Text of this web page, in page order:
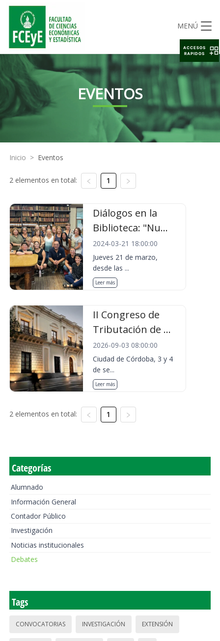
MENÚ
EVENTOS
Inicio > Eventos
2 elementos en total: 1
Diálogos en la
Biblioteca: "Nu...
2024-03-21 18:00:00
Jueves 21 de marzo,
desde las ...
Leer más
II Congreso de
Tributación de ...
2026-09-03 08:00:00
Ciudad de Córdoba, 3 y 4
de se...
Leer más
2 elementos en total: 1
Categorías
Alumnado
Información General
Contador Público
Investigación
Noticias institucionales
Debates
Tags
CONVOCATORIAS INVESTIGACIÓN EXTENSIÓN
ACCESOS
RAPIDOS